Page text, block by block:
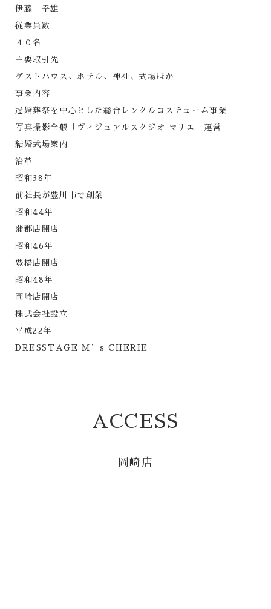
伊藤 幸雄
従業員数
４０名
主要取引先
ゲストハウス、ホテル、神社、式場ほか
事業内容
冠婚葬祭を中心とした総合レンタルコスチューム事業
写真撮影全般「ヴィジュアルスタジオ マリエ」運営
結婚式場案内
沿革
昭和38年
前社長が豊川市で創業
昭和44年
蒲郡店開店
昭和46年
豊橋店開店
昭和48年
岡崎店開店
株式会社設立
平成22年
DRESSTAGE M’s CHERIE
ACCESS
岡崎店